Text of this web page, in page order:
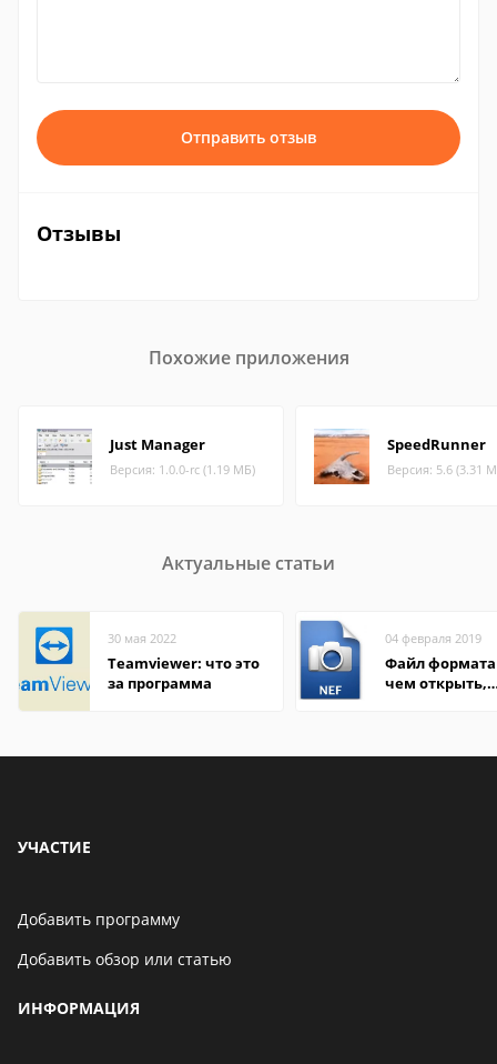
Отправить отзыв
Отзывы
Похожие приложения
Just Manager
Версия: 1.0.0-rc (1.19 МБ)
SpeedRunner
Версия: 5.6 (3.31
Актуальные статьи
30 мая 2022
Teamviewer: что это
за программа
04 февраля 2019
Файл формата
чем открыть,
УЧАСТИЕ
Добавить программу
Добавить обзор или статью
ИНФОРМАЦИЯ